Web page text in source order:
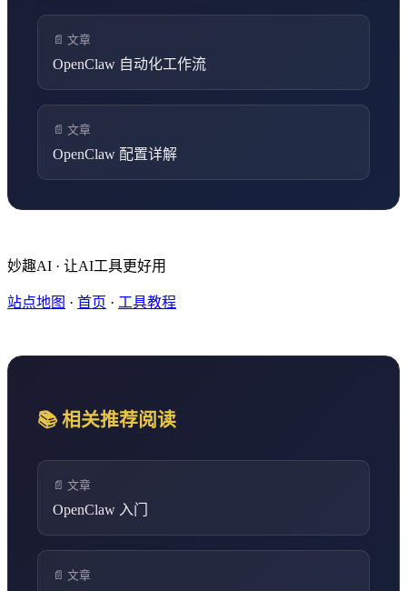
📄 文章
OpenClaw 自动化工作流
📄 文章
OpenClaw 配置详解
妙趣AI · 让AI工具更好用
站点地图 · 首页 · 工具教程
📚 相关推荐阅读
📄 文章
OpenClaw 入门
📄 文章